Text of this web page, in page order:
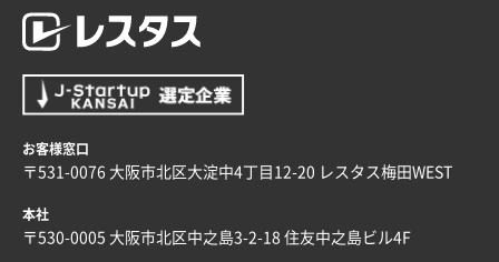
200枚
いつもきちんとしてる。
A4バインダー(2ツ折)300枚
お客様窓口
〒531-0076 大阪市北区大淀中4丁目12-20 レスタス梅田WEST
本社
〒530-0005 大阪市北区中之島3-2-18 住友中之島ビル4F